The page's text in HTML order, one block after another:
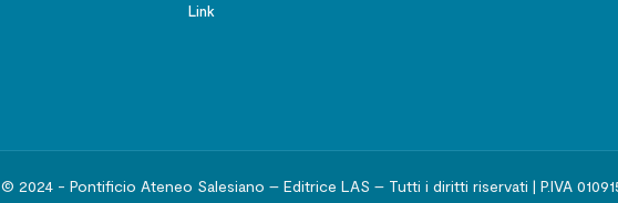
Link
© 2024 - Pontificio Ateneo Salesiano – Editrice LAS – Tutti i diritti riservati | P.IVA